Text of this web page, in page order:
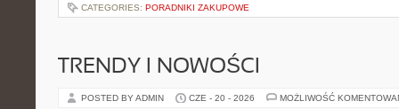
CATEGORIES: PORADNIKI ZAKUPOWE
TRENDY I NOWOŚCI
POSTED BY ADMIN CZE - 20 - 2026 MOŻLIWOŚĆ